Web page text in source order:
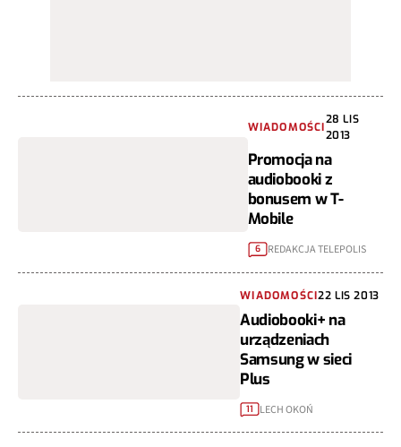
WIADOMOŚCI
28 LIS
2013
Promocja na
audiobooki z
bonusem w T-
Mobile
6 REDAKCJA TELEPOLIS
WIADOMOŚCI22 LIS 2013
Audiobooki+ na
urządzeniach
Samsung w sieci
Plus
11 LECH OKOŃ